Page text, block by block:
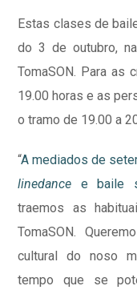
Estas clases de
do 3 de outubro,
TomaSON. Para as
19.00 horas e as
o tramo de 19.00 a
“A mediados de
linedance e baile
traemos as
TomaSON.
cultural do noso
tempo que se